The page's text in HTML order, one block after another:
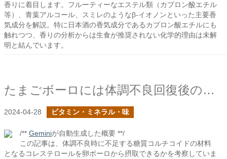
香りに着目します。フルーティーなエステル類（カプロン酸エチル
等）、青葉アルコール、スミレのようなβ-イオノンといった主要香
気成分を解説。特に日本酒の香気成分であるカプロン酸エチルにも
触れつつ、香りの分析からは生食が推奨されない化学的理由は未解
明と結んでいます。
たまごボーロには体調不良回復後のサプリメントのような可能性はあるか？
2024-04-28 ビタミン・ミネラル・味
/** Geminiが自動生成した概要 **/
この記事は、体調不良時に不足する糖質コルチコイドの材料
となるコレステロールを卵ボーロから摂取できるかを考察していま